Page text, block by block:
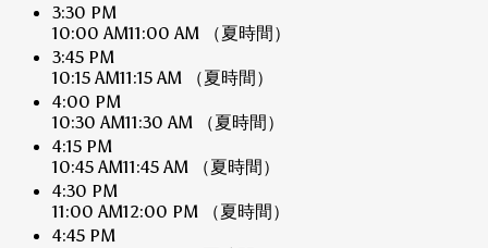
3:30 PM
10:00 AM11:00 AM
（夏時間）
3:45 PM
10:15 AM11:15 AM
（夏時間）
4:00 PM
10:30 AM11:30 AM
（夏時間）
4:15 PM
10:45 AM11:45 AM
（夏時間）
4:30 PM
11:00 AM12:00 PM
（夏時間）
4:45 PM